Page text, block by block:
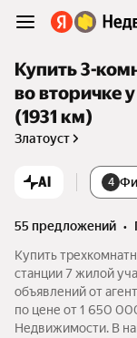
Купить 3-
во вторичке
(1931 км)
Златоуст
AI 4
55 предложений •
Купить
станции 7 жилой
объявлений от
по цене от 1 650
Недвижимости. В